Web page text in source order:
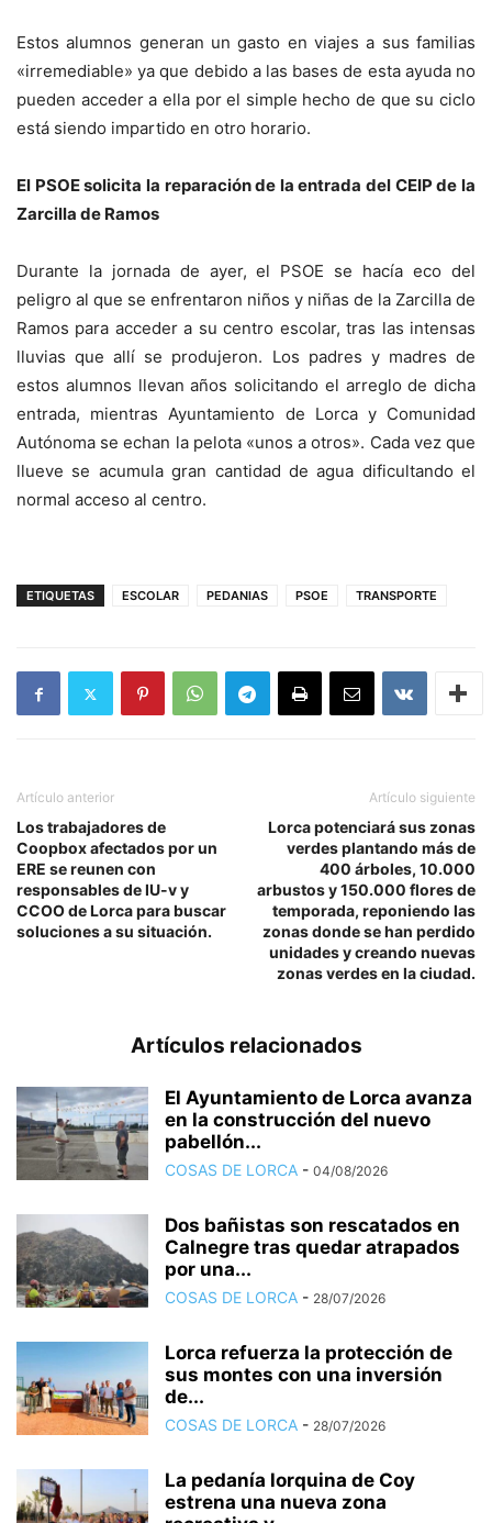
Estos alumnos generan un gasto en viajes a sus familias
«irremediable» ya que debido a las bases de esta ayuda no
pueden acceder a ella por el simple hecho de que su ciclo
está siendo impartido en otro horario.
El PSOE solicita la reparación de la entrada del CEIP de la
Zarcilla de Ramos
Durante la jornada de ayer, el PSOE se hacía eco del
peligro al que se enfrentaron niños y niñas de la Zarcilla de
Ramos para acceder a su centro escolar, tras las intensas
lluvias que allí se produjeron. Los padres y madres de
estos alumnos llevan años solicitando el arreglo de dicha
entrada, mientras Ayuntamiento de Lorca y Comunidad
Autónoma se echan la pelota «unos a otros». Cada vez que
llueve se acumula gran cantidad de agua dificultando el
normal acceso al centro.
ETIQUETAS ESCOLAR PEDANIAS PSOE TRANSPORTE
Artículo anterior
Los trabajadores de
Coopbox afectados por un
ERE se reunen con
responsables de IU-v y
CCOO de Lorca para buscar
soluciones a su situación.
Artículo siguiente
Lorca potenciará sus zonas
verdes plantando más de
400 árboles, 10.000
arbustos y 150.000 flores de
temporada, reponiendo las
zonas donde se han perdido
unidades y creando nuevas
zonas verdes en la ciudad.
Artículos relacionados
El Ayuntamiento de Lorca avanza
en la construcción del nuevo
pabellón...
COSAS DE LORCA - 04/08/2026
Dos bañistas son rescatados en
Calnegre tras quedar atrapados
por una...
COSAS DE LORCA - 28/07/2026
Lorca refuerza la protección de
sus montes con una inversión
de...
COSAS DE LORCA - 28/07/2026
La pedanía lorquina de Coy
estrena una nueva zona